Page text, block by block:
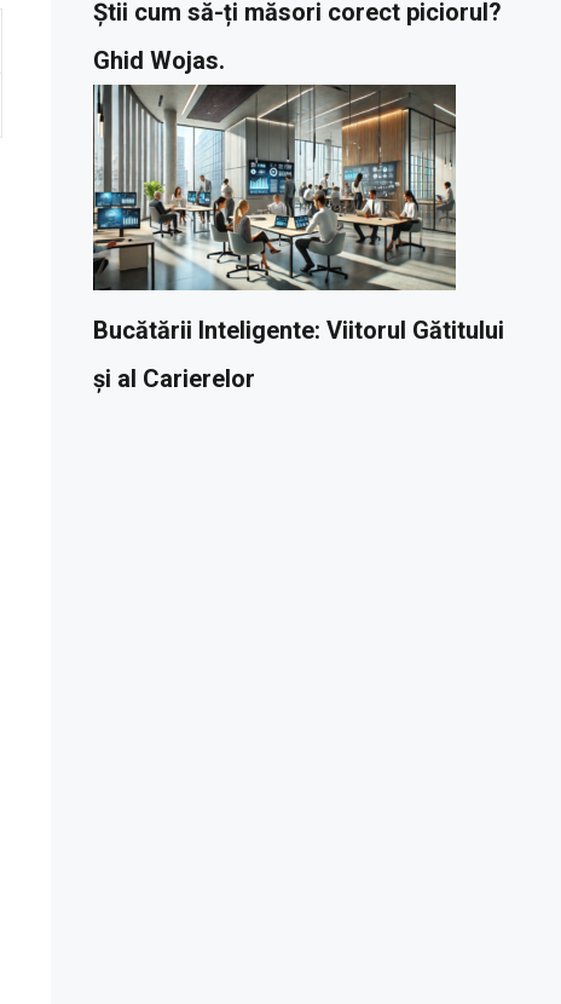
Știi cum să-ți măsori corect piciorul?
Ghid Wojas.
Bucătării Inteligente: Viitorul Gătitului
și al Carierelor